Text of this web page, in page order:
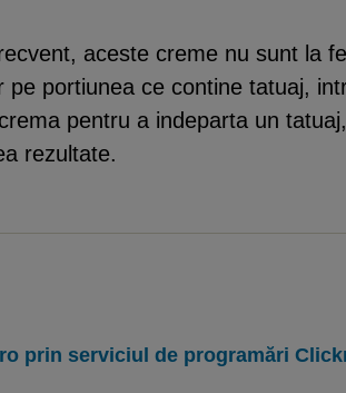
aceste creme nu sunt la
portiunea ce contine tatuaj,
pentru a indeparta un
rezultate.
prin serviciul de programări